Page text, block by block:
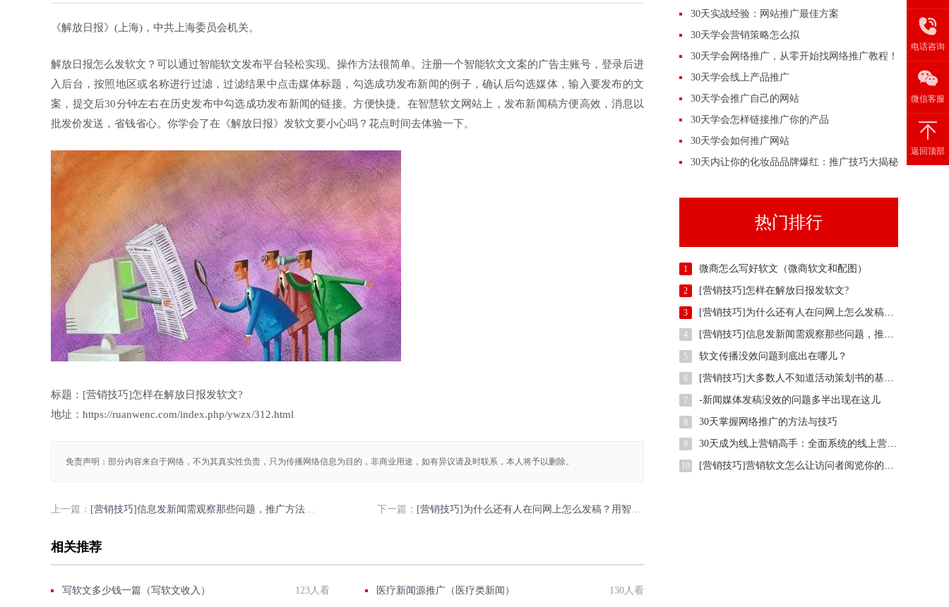
《解放日报》(上海)，中共上海委员会机关。
解放日报怎么发软文？可以通过智能软文发布平台轻松实现。操作方法很简单。注册一个智能软文文案的广告主账号，登录后进
入后台，按照地区或名称进行过滤，过滤结果中点击媒体标题，勾选成功发布新闻的例子，确认后勾选媒体，输入要发布的文
案，提交后30分钟左右在历史发布中勾选成功发布新闻的链接。方便快捷。在智慧软文网站上，发布新闻稿方便高效，消息以
批发价发送，省钱省心。你学会了在《解放日报》发软文要小心吗？花点时间去体验一下。
标题：[营销技巧]怎样在解放日报发软文?
地址：https://ruanwenc.com/index.php/ywzx/312.html
免责声明：部分内容来自于网络，不为其真实性负责，只为传播网络信息为目的，非商业用途，如有异议请及时联系，本人将予以删除。
上一篇： [营销技巧]信息发新闻需观察那些问题，推广方法有那些？ 下一篇： [营销技巧]为什么还有人在问网上怎么发稿？用智慧软文
相关推荐
写软文多少钱一篇（写软文收入） 123人看 医疗新闻源推广（医疗类新闻） 130人看
30天实战经验：网站推广最佳方案
30天学会营销策略怎么拟
30天学会网络推广，从零开始找网络推广教程！
30天学会线上产品推广
30天学会推广自己的网站
30天学会怎样链接推广你的产品
30天学会如何推广网站
30天内让你的化妆品品牌爆红：推广技巧大揭秘
热门排行
1 微商怎么写好软文（微商软文和配图）
2 [营销技巧]怎样在解放日报发软文?
3 [营销技巧]为什么还有人在问网上怎么发稿？用智慧软文
4 [营销技巧]信息发新闻需观察那些问题，推广方法有那些？
5 软文传播没效问题到底出在哪儿？
6 [营销技巧]大多数人不知道活动策划书的基本样式是什么,我们一起了解下
7 -新闻媒体发稿没效的问题多半出现在这儿
8 30天掌握网络推广的方法与技巧
9 30天成为线上营销高手：全面系统的线上营销培训
10 [营销技巧]营销软文怎么让访问者阅览你的整篇文案
电话咨询
微信客服
返回顶部